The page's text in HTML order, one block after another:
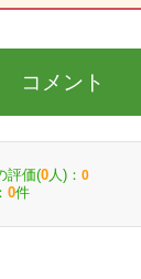
コメント
評価(0 人)： 0
0件